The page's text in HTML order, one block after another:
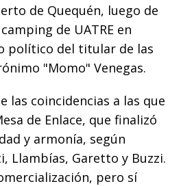
de Quequén, luego de
de UATRE en
político del titular de las
"Momo" Venegas.
las coincidencias a las que
de Enlace, que finalizó
y armonía, según
Llambías, Garetto y Buzzi.
pero sí